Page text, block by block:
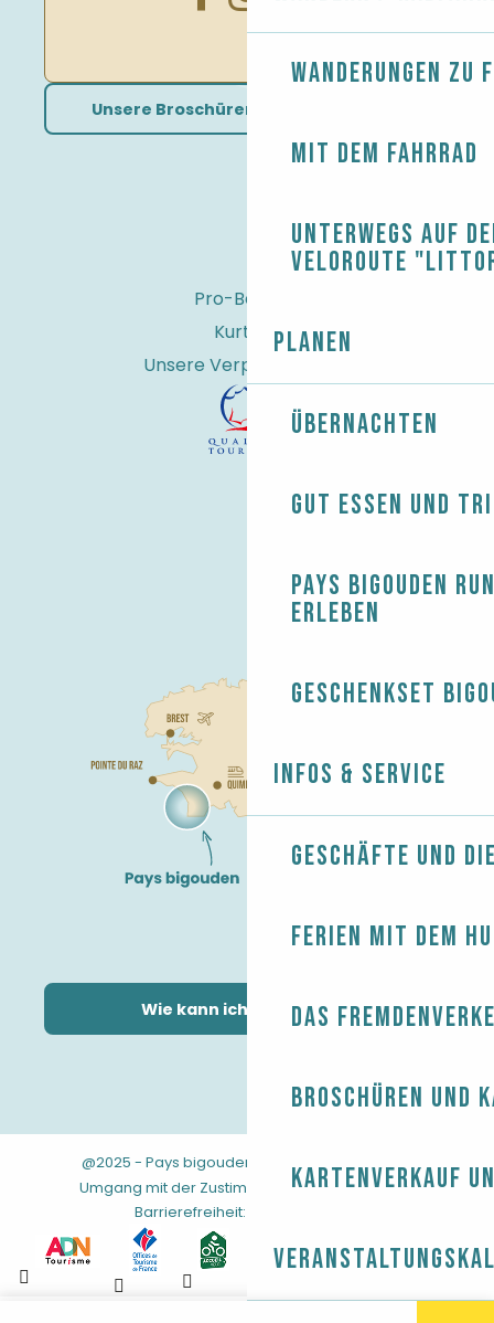
Wanderungen zu
Mit dem Fahrrad
Unterwegs auf
Veloroute
Planen
Übernachten
Gut essen und
Pays Bigouden
erleben
Geschenkset
Infos & Service
Geschäfte und
Ferien mit dem
Das
Broschüren und
Kartenverkauf
Unsere Broschüren herunterladen
Pro-Bereich
Kurtaxe
Unsere Verpflichtungen
Wie kann ich kommen?
@2025 - Pays bigouden Rechtliche Hinweise-
Umgang mit der Zustimmung
-AGB -Sitemap-
Barrierefreiheit: nicht konform